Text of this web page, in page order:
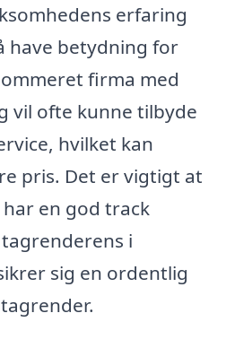
erfaring
have betydning for
firma med
vil ofte kunne tilbyde
hvilket kan
pris. Det er vigtigt at
en god track
i
sig en ordentlig